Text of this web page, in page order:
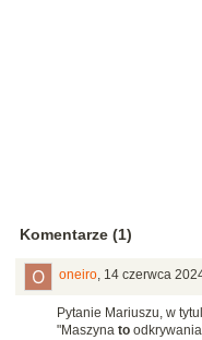
Komentarze (1)
oneiro, 14 czerwca
Pytanie Mariuszu, w
"Maszyna to